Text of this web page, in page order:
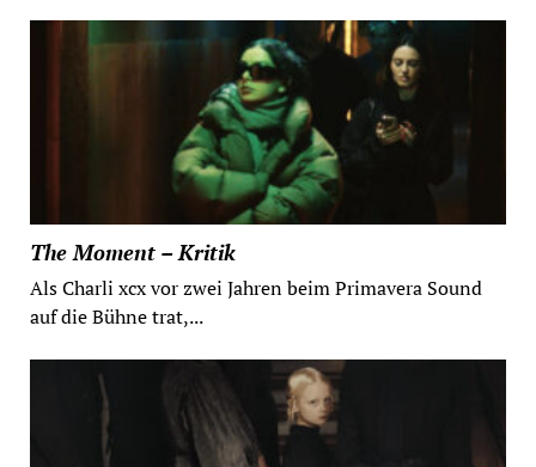
The Moment – Kritik
Als Charli xcx vor zwei Jahren beim Primavera Sound
auf die Bühne trat,...